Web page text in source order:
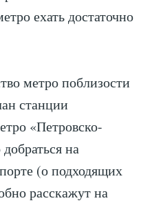
ехать достаточно
метро поблизости
станции
«Петровско-
на
(о подходящих
расскажут на